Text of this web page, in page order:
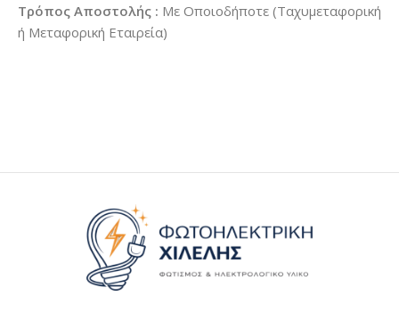
Τρόπος Αποστολής : Με Οποιοδήποτε (Ταχυμεταφορική
ή Μεταφορική Εταιρεία)